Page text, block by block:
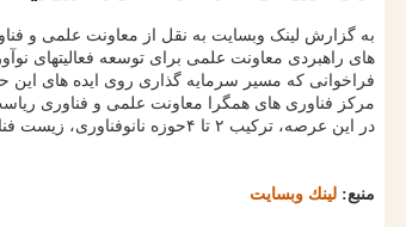
به گزارش لینک وبسایت به نقل از معاونت علمی و
های راهبردی معاونت علمی برای توسعه فعالیتهای
فراخوانی که مسیر سرمایه گذاری روی ایده های
مرکز فناوری های همگرا معاونت علمی و فناوری
در این عرصه، ترکیب ۲ تا ۴حوزه نانوفناوری، زیست فناوری، فناوری اطلاعات و علوم شناختی را شاهد می باشیم.
منبع: لینك وبسایت